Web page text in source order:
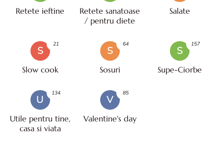
Retete ieftine
Retete sanatoase
/ pentru diete
Salate
S
Slow cook
21
S
Sosuri
64
S
Supe-Ciorbe
157
U
Utile pentru tine,
casa si viata
134
V
Valentine's day
85